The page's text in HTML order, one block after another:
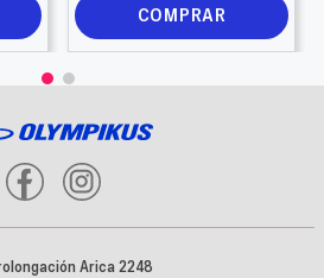
COMPRAR
Arica 2248